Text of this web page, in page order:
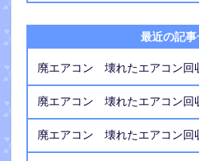
最近の記事
廃エアコン 壊れたエアコン
廃エアコン 壊れたエアコン
廃エアコン 壊れたエアコン